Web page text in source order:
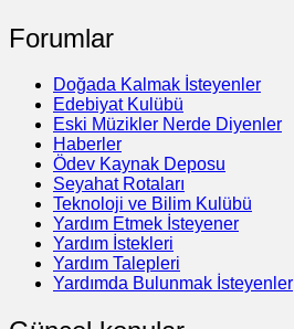
Forumlar
Doğada Kalmak İsteyenler
Edebiyat Kulübü
Eski Müzikler Nerde Diyenler
Haberler
Ödev Kaynak Deposu
Seyahat Rotaları
Teknoloji ve Bilim Kulübü
Yardım Etmek İsteyener
Yardım İstekleri
Yardım Talepleri
Yardımda Bulunmak İsteyenler